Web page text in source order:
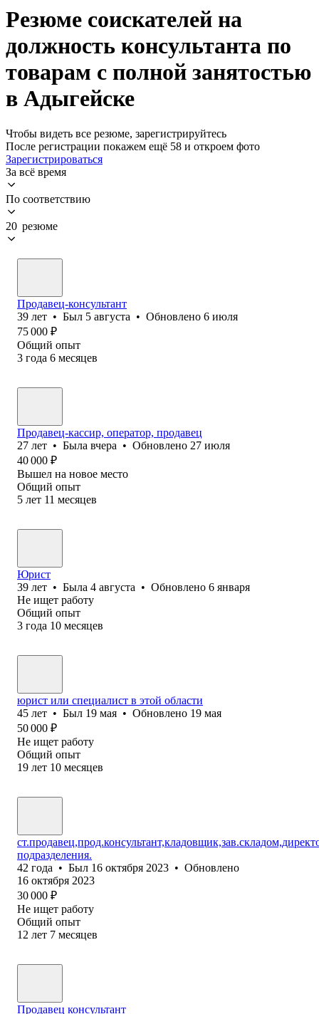
Резюме соискателей на
должность консультанта по
товарам с полной занятостью
в Адыгейске
Чтобы видеть все резюме, зарегистрируйтесь
После регистрации покажем ещё 58 и откроем фото
Зарегистрироваться
За всё время
По соответствию
20 резюме
Продавец-консультант
39 лет • Был 5 августа • Обновлено 6 июля
75 000 ₽
Общий опыт
3 года 6 месяцев
Продавец-кассир, оператор, продавец
27 лет • Была вчера • Обновлено 27 июля
40 000 ₽
Вышел на новое место
Общий опыт
5 лет 11 месяцев
Юрист
39 лет • Была 4 августа • Обновлено 6 января
Не ищет работу
Общий опыт
3 года 10 месяцев
юрист или специалист в этой области
45 лет • Был 19 мая • Обновлено 19 мая
50 000 ₽
Не ищет работу
Общий опыт
19 лет 10 месяцев
подразделения.
42 года • Был 16 октября 2023 • Обновлено
16 октября 2023
30 000 ₽
Не ищет работу
Общий опыт
12 лет 7 месяцев
Продавец консультант